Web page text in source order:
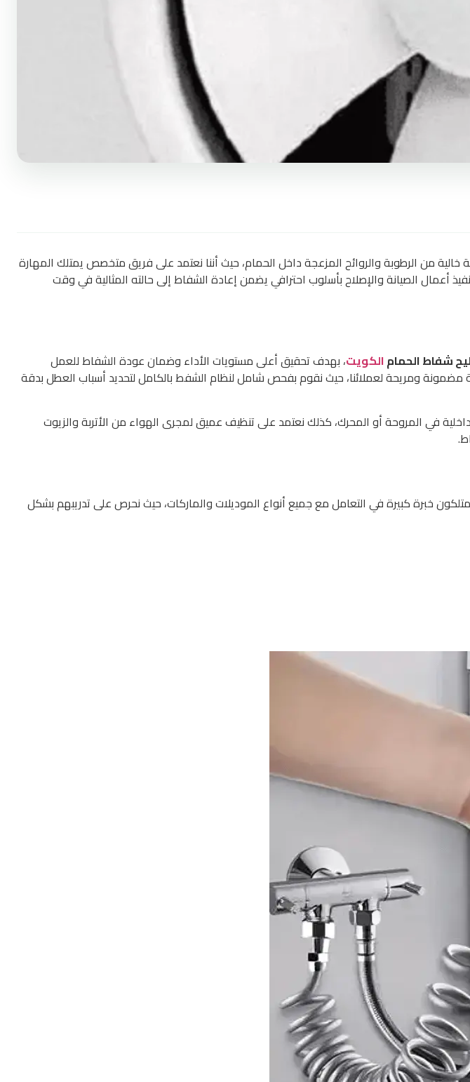
خالية من الرطوبة والروائح المزعجة داخل الحمام، حيث أننا نعتمد على فريق متخصص يمتلك المهارة
أعمال الصيانة والإصلاح بأسلوب احترافي يضمن إعادة الشفاط إلى حالته المثالية في وقت
شفاط الحمامالكويت، بهدف تحقيق أعلى مستويات الأداء وضمان عودة الشفاط للعمل
مضمونة ومريحة لعملائنا، حيث نقوم بفحص شامل لنظام الشفط بالكامل لتحديد أسباب العطل بدقة
في المروحة أو المحرك، كذلك نعتمد على تنظيف عميق لمجرى الهواء من الأتربة والزيوت
خبرة كبيرة في التعامل مع جميع أنواع الموديلات والماركات، حيث نحرص على تدريبهم بشكل